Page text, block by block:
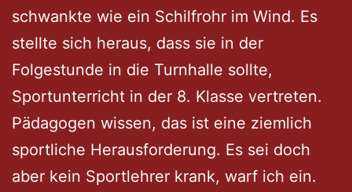
schwankte wie ein Schilfrohr im Wind. Es
stellte sich heraus, dass sie in der
Folgestunde in die Turnhalle sollte,
Sportunterricht in der 8. Klasse vertreten.
Pädagogen wissen, das ist eine ziemlich
sportliche Herausforderung. Es sei doch
aber kein Sportlehrer krank, warf ich ein.